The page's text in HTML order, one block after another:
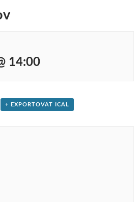
14:00
+ EXPORTOVAT ICAL